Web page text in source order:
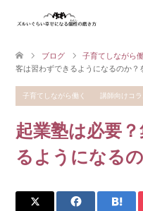
ブログ 子育てしながら
客は習わずできるようになるのか？
子育てしながら働く 講師向けコラ
起業塾は必要
るようになる